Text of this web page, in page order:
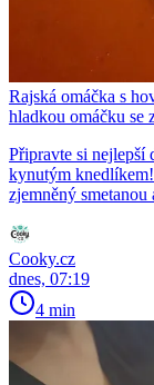
Rajská omáčka s
hladkou omáčku se
Připravte si nejlepší
kynutým
zjemněný
Cooky.cz
dnes, 07:19
4 min